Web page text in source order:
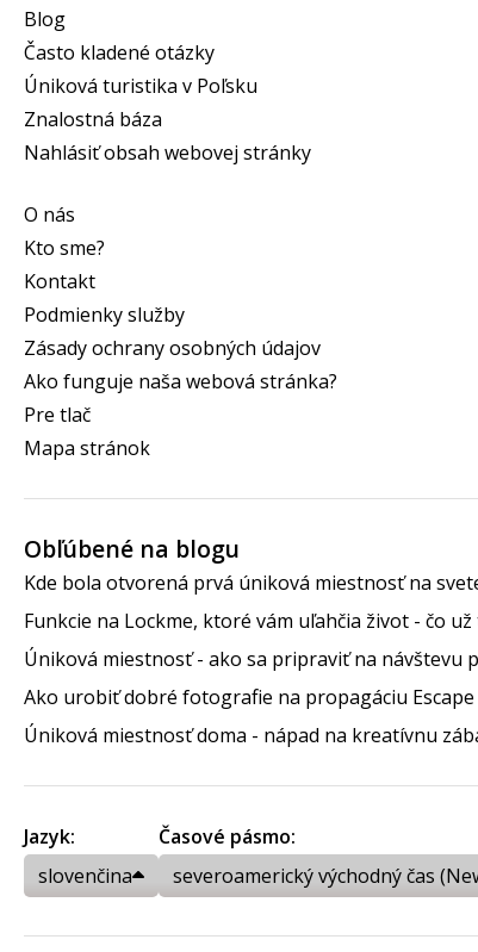
Blog
Často kladené otázky
Úniková turistika v Poľsku
Znalostná báza
Nahlásiť obsah webovej stránky
O nás
Kto sme?
Kontakt
Podmienky služby
Zásady ochrany osobných údajov
Ako funguje naša webová stránka?
Pre tlač
Mapa stránok
Obľúbené na blogu
Kde bola otvorená prvá úniková miestnosť na
Funkcie na Lockme, ktoré vám uľahčia život - čo
Úniková miestnosť - ako sa pripraviť na návštevu
Ako urobiť dobré fotografie na propagáciu Escape
Úniková miestnosť doma - nápad na kreatívnu
Jazyk:
slovenčina
Časové pásmo:
severoamerický východný čas